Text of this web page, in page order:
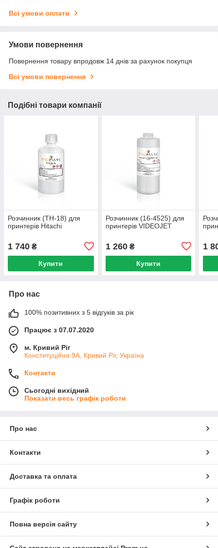
Всі умови оплати
Умови повернення
Повернення товару впродовж 14 днів за рахунок покупця
Всі умови повернення
Подібні товари компанії
Розчинник (TH-18) для
принтерів Hitachi
1 740 ₴
Купити
Розчинник (16-4525) для
принтерів VIDEOJET
1 260₴
Купити
1
Про нас
100% позитивних з 5 відгуків за рік
Працює з 07.07.2020
м. Кривий Ріг
Конституційна 9А, Кривий Ріг, Україна
Контакти
Сьогодні вихідний
Показати весь графік роботи
Про нас
Контакти
Доставка та оплата
Графік роботи
Повна версія сайту